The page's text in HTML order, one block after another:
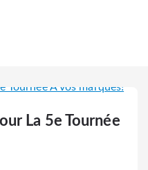
La 5e Tournée